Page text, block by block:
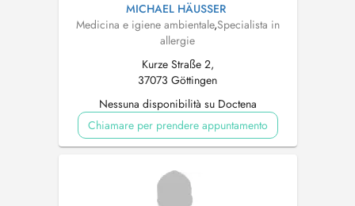
MICHAEL HÄUSSER
Medicina e igiene ambientale,Specialista in
allergie
Kurze Straße 2,
37073 Göttingen
Nessuna disponibilità su Doctena
Chiamare per prendere appuntamento